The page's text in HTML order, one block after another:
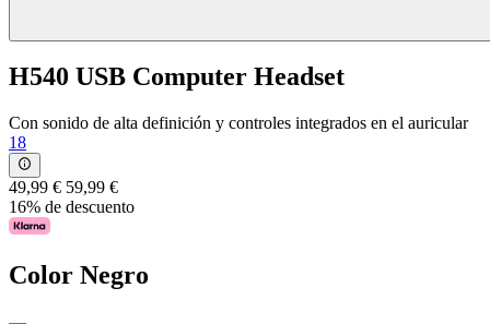
H540 USB Computer Headset
Con sonido de alta definición y controles integrados en el auricular
18
49,99 € 59,99 €
16% de descuento
Color Negro